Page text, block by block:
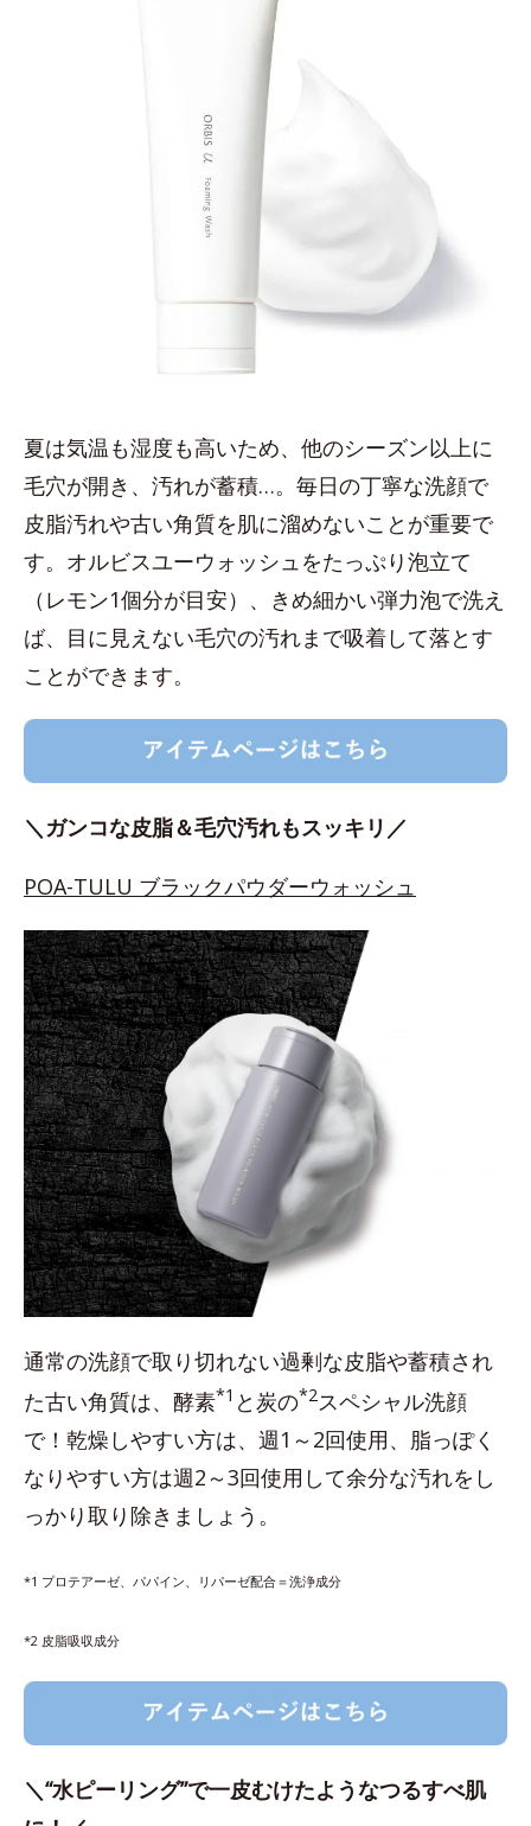
夏は気温も湿度も高いため、他のシーズン以上に
毛穴が開き、汚れが蓄積…。毎日の丁寧な洗顔で
皮脂汚れや古い角質を肌に溜めないことが重要で
す。オルビスユーウォッシュをたっぷり泡立て
（レモン1個分が目安）、きめ細かい弾力泡で洗え
ば、目に見えない毛穴の汚れまで吸着して落とす
ことができます。
＼ガンコな皮脂＆毛穴汚れもスッキリ／
POA-TULU ブラックパウダーウォッシュ
通常の洗顔で取り切れない過剰な皮脂や蓄積され
た古い角質は、酵素*1 と炭の*2 スペシャル洗顔
で！乾燥しやすい方は、週1～2回使用、脂っぽく
なりやすい方は週2～3回使用して余分な汚れをし
っかり取り除きましょう。
*1 プロテアーゼ、パパイン、リパーゼ配合＝洗浄成分
*2 皮脂吸収成分
＼“水ピーリング”で一皮むけたようなつるすべ肌